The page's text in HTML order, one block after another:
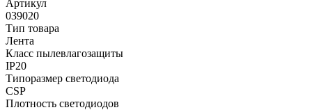
Артикул
039020
Тип товара
Лента
Класс пылевлагозащиты
IP20
Типоразмер светодиода
CSP
Плотность светодиодов